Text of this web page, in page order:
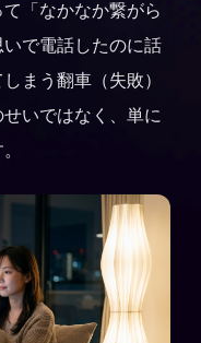
「なかなか繋がら
で電話したのに話
まう翻車（失敗）
いではなく、単に